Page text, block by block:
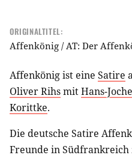
ORIGINALTITEL:
Affenkönig / AT: Der
Affenkönig ist eine Satire
Oliver RihsmitHans-
Korittke.
Die deutsche Satire
Freunde in Südfrankreich